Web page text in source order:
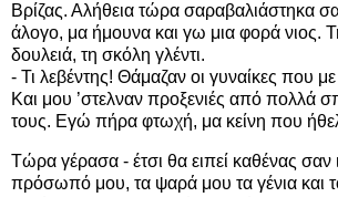
Βρίζας. Αλήθεια τώρα σαραβαλιάστηκα
άλογο, μα ήμουνα και γω μια φορά νιος.
δουλειά, τη σκόλη γλέντι.
- Τι λεβέντης! Θάμαζαν οι γυναίκες που
Και μου ’στελναν προξενιές από πολλά
τους. Εγώ πήρα φτωχή, μα κείνη που
Τώρα γέρασα - έτσι θα ειπεί καθένας σαν
πρόσωπό μου, τα ψαρά μου τα γένια και